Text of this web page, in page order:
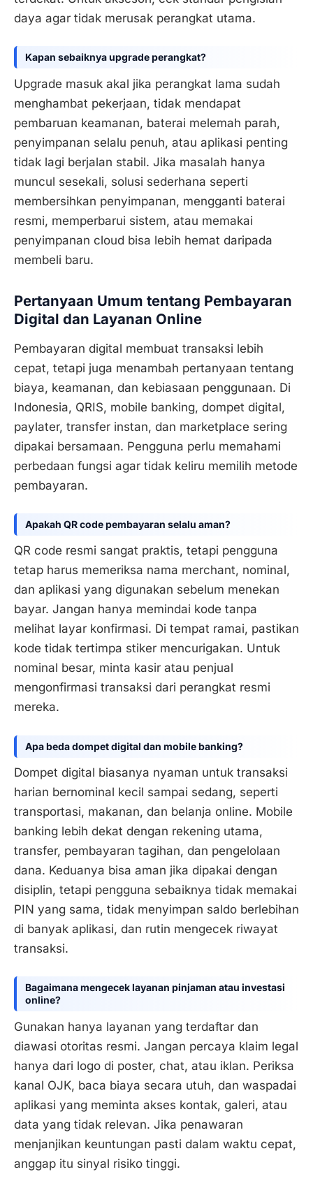
daya agar tidak merusak perangkat utama.
Kapan sebaiknya upgrade perangkat?
Upgrade masuk akal jika perangkat lama sudah
menghambat pekerjaan, tidak mendapat
pembaruan keamanan, baterai melemah parah,
penyimpanan selalu penuh, atau aplikasi penting
tidak lagi berjalan stabil. Jika masalah hanya
muncul sesekali, solusi sederhana seperti
membersihkan penyimpanan, mengganti baterai
resmi, memperbarui sistem, atau memakai
penyimpanan cloud bisa lebih hemat daripada
membeli baru.
Pertanyaan Umum tentang Pembayaran
Digital dan Layanan Online
Pembayaran digital membuat transaksi lebih
cepat, tetapi juga menambah pertanyaan tentang
biaya, keamanan, dan kebiasaan penggunaan. Di
Indonesia, QRIS, mobile banking, dompet digital,
paylater, transfer instan, dan marketplace sering
dipakai bersamaan. Pengguna perlu memahami
perbedaan fungsi agar tidak keliru memilih metode
pembayaran.
Apakah QR code pembayaran selalu aman?
QR code resmi sangat praktis, tetapi pengguna
tetap harus memeriksa nama merchant, nominal,
dan aplikasi yang digunakan sebelum menekan
bayar. Jangan hanya memindai kode tanpa
melihat layar konfirmasi. Di tempat ramai, pastikan
kode tidak tertimpa stiker mencurigakan. Untuk
nominal besar, minta kasir atau penjual
mengonfirmasi transaksi dari perangkat resmi
mereka.
Apa beda dompet digital dan mobile banking?
Dompet digital biasanya nyaman untuk transaksi
harian bernominal kecil sampai sedang, seperti
transportasi, makanan, dan belanja online. Mobile
banking lebih dekat dengan rekening utama,
transfer, pembayaran tagihan, dan pengelolaan
dana. Keduanya bisa aman jika dipakai dengan
disiplin, tetapi pengguna sebaiknya tidak memakai
PIN yang sama, tidak menyimpan saldo berlebihan
di banyak aplikasi, dan rutin mengecek riwayat
transaksi.
Bagaimana mengecek layanan pinjaman atau investasi
online?
Gunakan hanya layanan yang terdaftar dan
diawasi otoritas resmi. Jangan percaya klaim legal
hanya dari logo di poster, chat, atau iklan. Periksa
kanal OJK, baca biaya secara utuh, dan waspadai
aplikasi yang meminta akses kontak, galeri, atau
data yang tidak relevan. Jika penawaran
menjanjikan keuntungan pasti dalam waktu cepat,
anggap itu sinyal risiko tinggi.